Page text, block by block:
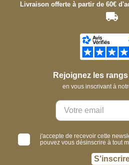
Livraison offerte à partir de 60€
Rejoignez les
en vous inscrivant à
j'accepte de recevoir cette
pouvez vous désinscrire à tout